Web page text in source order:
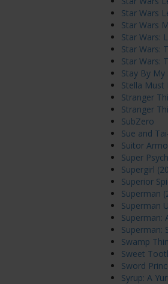
Star Wars
Star Wars
Star Wars:
Star Wars:
Star Wars:
Stay By My
Stella Must
Stranger
Stranger
SubZero
Sue and
Suitor
Super
Supergirl
Superior
Superman
Superman
Superman:
Superman:
Swamp
Sweet
Sword
Syrup: A